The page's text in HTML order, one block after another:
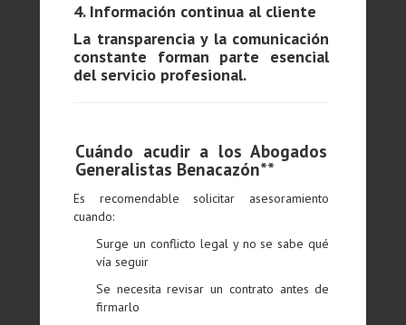
4. Información continua al cliente
La transparencia y la comunicación
constante forman parte esencial
del servicio profesional.
Cuándo acudir a los Abogados
Generalistas Benacazón**
Es recomendable solicitar asesoramiento
cuando:
Surge un conflicto legal y no se sabe qué
vía seguir
Se necesita revisar un contrato antes de
firmarlo